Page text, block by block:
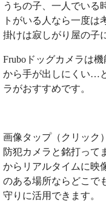
うちの子、一人でいる
トがいる人なら一度
掛けは寂しがり屋の子
Fruboドッグカメラは
から手が出しにくい…
ラがおすすめです。
画像タップ（クリック
防犯カメラと銘打って
からリアルタイムに映
のある場所ならどこで
守りに活用できます。